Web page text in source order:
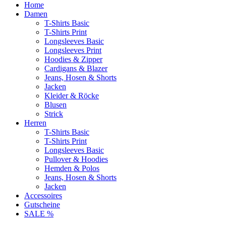
Home
Damen
T-Shirts Basic
T-Shirts Print
Longsleeves Basic
Longsleeves Print
Hoodies & Zipper
Cardigans & Blazer
Jeans, Hosen & Shorts
Jacken
Kleider & Röcke
Blusen
Strick
Herren
T-Shirts Basic
T-Shirts Print
Longsleeves Basic
Pullover & Hoodies
Hemden & Polos
Jeans, Hosen & Shorts
Jacken
Accessoires
Gutscheine
SALE %